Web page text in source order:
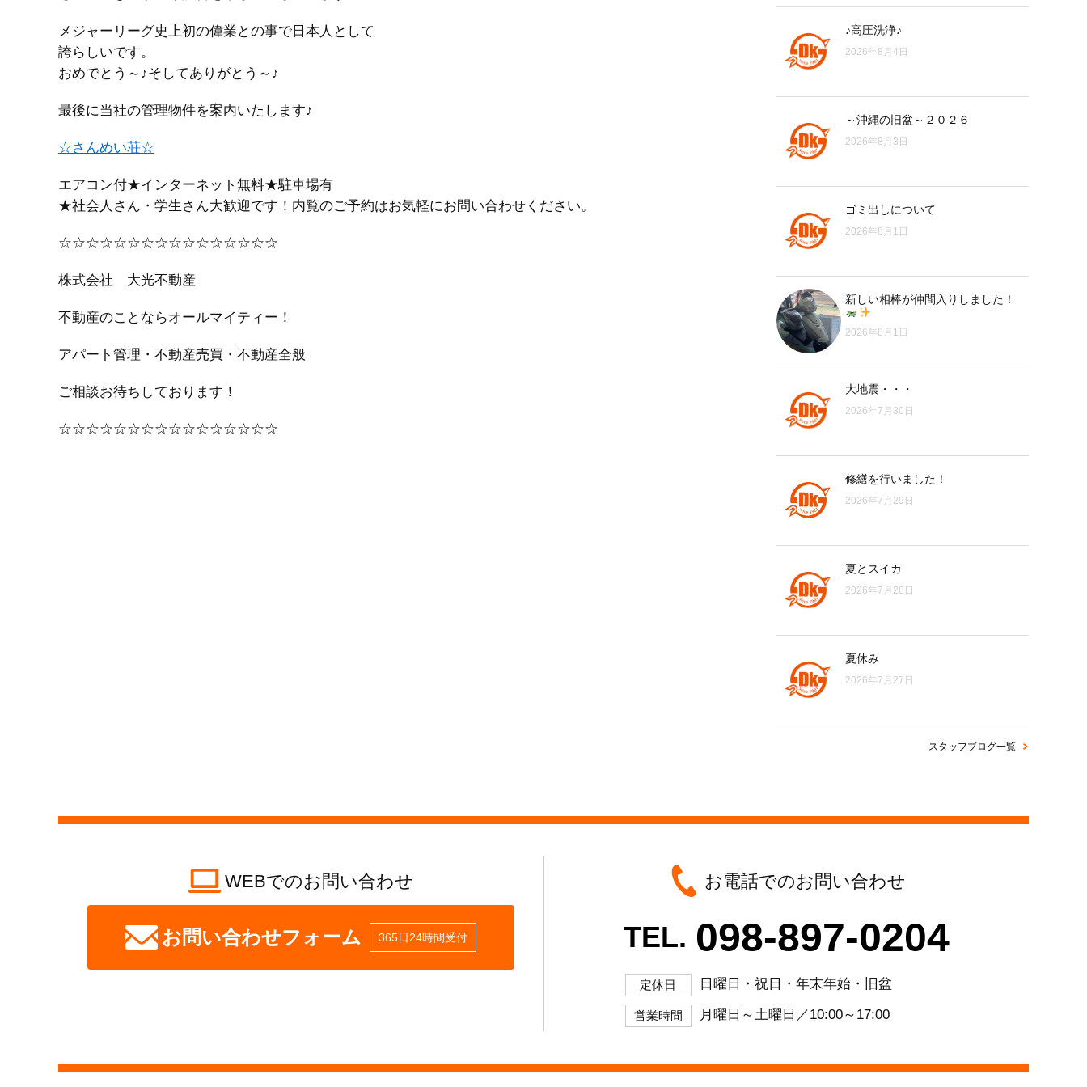
メジャーリーグ史上初の偉業との事で日本人として
誇らしいです。
おめでとう～♪そしてありがとう～♪
最後に当社の管理物件を案内いたします♪
☆さんめい荘☆
エアコン付★インターネット無料★駐車場有
★社会人さん・学生さん大歓迎です！内覧のご予約はお気軽にお問い合わせください。
☆☆☆☆☆☆☆☆☆☆☆☆☆☆☆☆
株式会社 大光不動産
不動産のことならオールマイティー！
アパート管理・不動産売買・不動産全般
ご相談お待ちしております！
☆☆☆☆☆☆☆☆☆☆☆☆☆☆☆☆
♪高圧洗浄♪
2026年8月4日
～沖縄の旧盆～２０２６
2026年8月3日
ゴミ出しについて
2026年8月1日
新しい相棒が仲間入りしました！
2026年8月1日
大地震・・・
2026年7月30日
修繕を行いました！
2026年7月29日
夏とスイカ
2026年7月28日
夏休み
2026年7月27日
スタッフブログ一覧
WEBでのお問い合わせ
お問い合わせフォーム 365日24時間受付
お電話でのお問い合わせ
TEL. 098-897-0204
定休日 日曜日・祝日・年末年始・旧盆
営業時間 月曜日～土曜日／10:00～17:00